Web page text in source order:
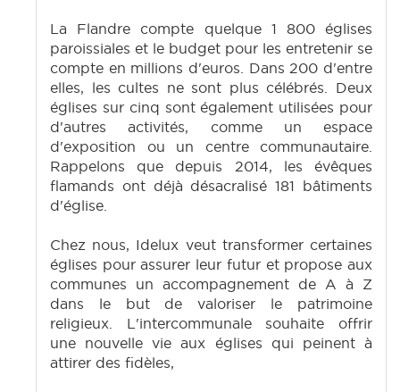
La Flandre compte quelque 1 800 églises
paroissiales et le budget pour les entretenir se
compte en millions d'euros. Dans 200 d'entre
elles, les cultes ne sont plus célébrés. Deux
églises sur cinq sont également utilisées pour
d'autres activités, comme un espace
d'exposition ou un centre communautaire.
Rappelons que depuis 2014, les évêques
flamands ont déjà désacralisé 181 bâtiments
d'église.
Chez nous, Idelux veut transformer certaines
églises pour assurer leur futur et propose aux
communes un accompagnement de A à Z
dans le but de valoriser le patrimoine
religieux. L'intercommunale souhaite offrir
une nouvelle vie aux églises qui peinent à
attirer des fidèles,